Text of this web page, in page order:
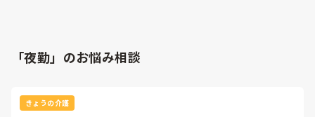
「夜勤」のお悩み相談
きょうの介護